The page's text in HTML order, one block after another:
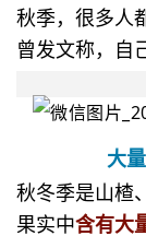
秋季，很多人
曾发文称，自
大
秋冬季是山楂
果实中含有大